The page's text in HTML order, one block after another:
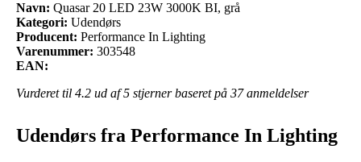
Navn: Quasar 20 LED 23W 3000K BI, grå
Kategori: Udendørs
Producent: Performance In Lighting
Varenummer: 303548
EAN:
Vurderet til 4.2 ud af 5 stjerner baseret på 37anmeldelser
Udendørs fra Performance In Lighting